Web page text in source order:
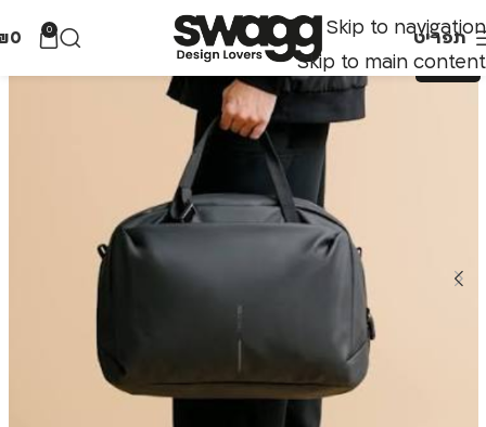
Skip to navigation
Skip to main content
תפריט 0
0